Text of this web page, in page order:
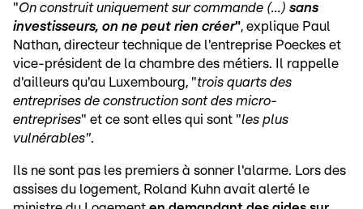
"On construit uniquement sur commande (...) sans
investisseurs, on ne peut rien créer", explique Paul
Nathan, directeur technique de l'entreprise Poeckes et
vice-président de la chambre des métiers. Il rappelle
d'ailleurs qu'au Luxembourg, "trois quarts des
entreprises de construction sont des micro-
entreprises" et ce sont elles qui sont "les plus
vulnérables".
Ils ne sont pas les premiers à sonner l'alarme. Lors des
assises du logement, Roland Kuhn avait alerté le